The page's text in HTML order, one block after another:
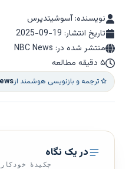
نویسنده: آسوشیتدپرس
تاریخ انتشار: 2025-09-19
منتشر شده در: NBC News
۵ دقیقه مطالعه
ترجمه و بازنویسی هوشمند از
در یک نگاه
چکیدهٔ